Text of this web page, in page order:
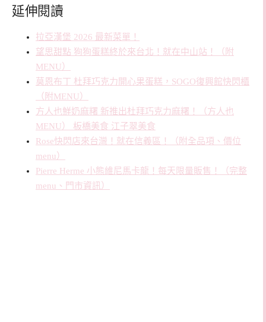
延伸閱讀
拉亞漢堡 2026 最新菜單！
望思甜點 狗狗蛋糕終於來台北！就在中山站！（附
MENU）
莫恩布丁 杜拜巧克力開心果蛋糕，SOGO復興館快閃櫃
（附MENU）
方人也鮮奶麻糬 新推出杜拜巧克力麻糬！（方人也
MENU） 板橋美食 江子翠美食
Rose快閃店來台灣！就在信義區！（附全品項、價位
menu）
Pierre Herme 小熊維尼馬卡龍！每天限量販售！（完整
menu、門市資訊）